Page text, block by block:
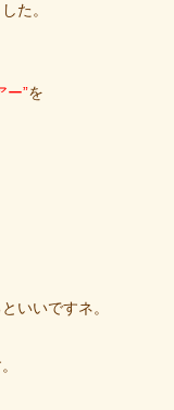
た。
ー”を
いいですネ。